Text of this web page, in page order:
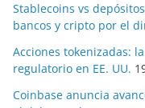
Stablecoins vs
bancos y cripto por el
Acciones tokenizadas:
regulatorio en EE. UU.
Coinbase anuncia